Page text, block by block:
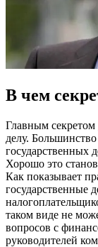
В чем
Главным
делу.
государственных
Хорошо это
Как показывает
государственные
таком виде не
вопросов с
руководителей